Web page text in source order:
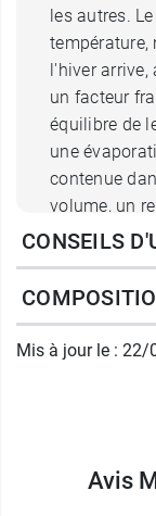
les autres.
température,
l'hiver arrive,
un facteur
équilibre de
une
contenue
volume, un
tiraillement
nourrir en
CONSEILS
Mis à jour le :
Avis